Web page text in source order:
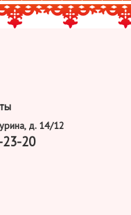
д. 14/12
20